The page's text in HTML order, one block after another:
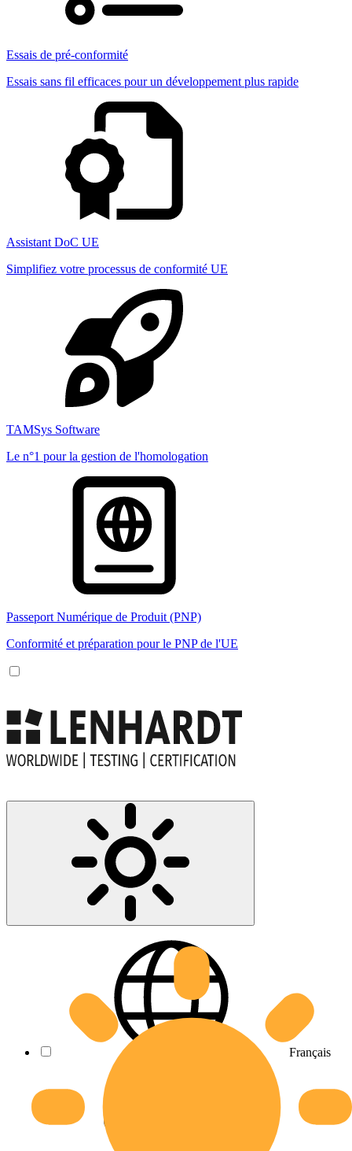
Essais de pré-conformité
Essais sans fil efficaces pour un développement plus rapide
Assistant DoC UE
Simplifiez votre processus de conformité UE
TAMSys Software
Le n°1 pour la gestion de l'homologation
Passeport Numérique de Produit (PNP)
Conformité et préparation pour le PNP de l'UE
Français